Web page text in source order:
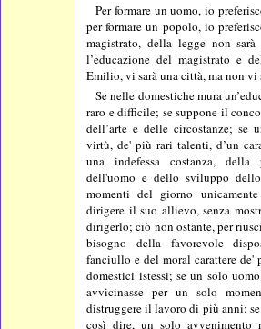
Per formare un uomo, io
per formare un popolo, io
magistrato, della legge non
l’educazione del magistrato e
Emilio, vi sarà una città, ma non
Se nelle domestiche mura
raro e difficile; se suppone il
dell’arte e delle circostanze;
virtù, de' più rari talenti, d’un
una indefessa costanza,
dell'uomo e dello sviluppo
momenti del giorno
dirigere il suo allievo, senza
dirigerlo; ciò non ostante, per
bisogno della favorevole
fanciullo e del moral carattere de'
domestici istessi; se un solo
avvicinasse per un solo
distruggere il lavoro di più anni;
così dire, un solo avvenimento